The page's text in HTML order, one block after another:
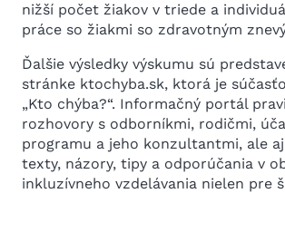
nižší počet žiakov v triede a
práce so žiakmi so zdravotným
Ďalšie výsledky výskumu sú
stránke ktochyba.sk, ktorá je
„Kto chýba?“. Informačný portál
rozhovory s odborníkmi, rodičmi,
programu a jeho konzultantmi, ale
texty, názory, tipy a odporúčania v
inkluzívneho vzdelávania nielen pre